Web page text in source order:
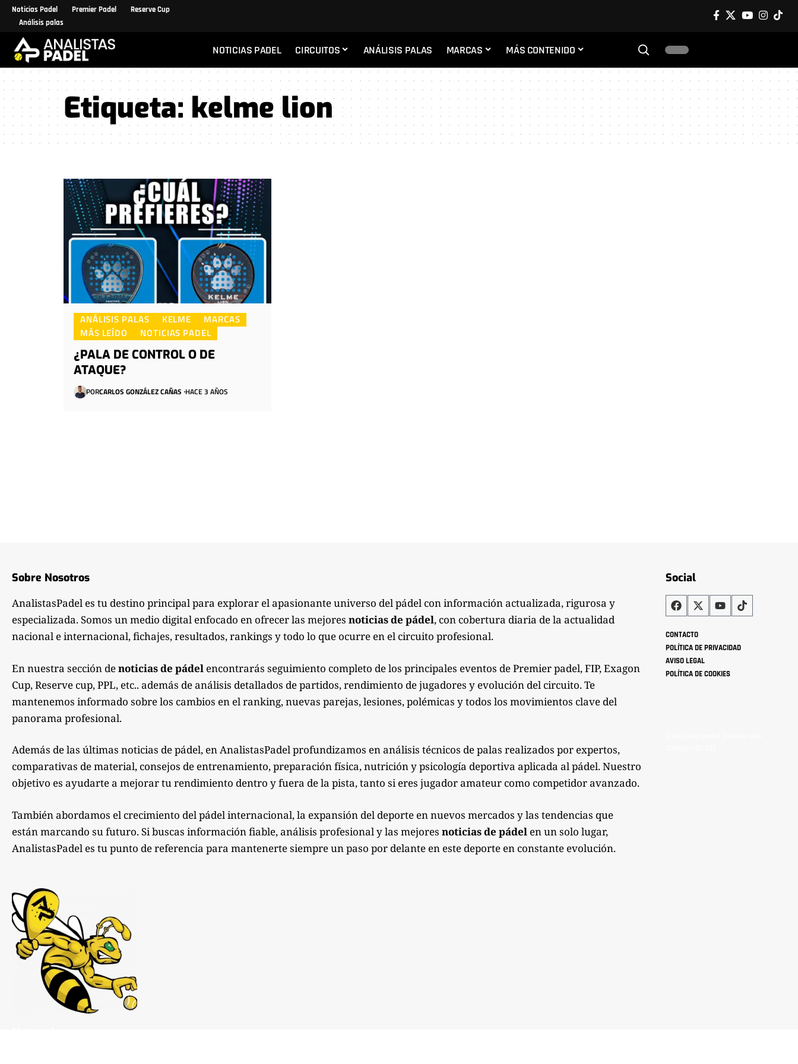
Noticias Padel Premier Padel
Reserve Cup
Análisis palas
NOTICIAS PADEL CIRCUITOS ANÁLISIS PALAS MARCAS MÁS CONTENIDO
Etiqueta:kelme lion
ANÁLISIS PALAS KELME
MARCAS
MÁS LEÍDO
NOTICIAS PADEL
¿PALA DE CONTROL O DE
ATAQUE?
PORCARLOS GONZÁLEZ CAÑAS HACE 3 AÑOS
Sobre Nosotros
AnalistasPadel es tu destino principal para explorar el apasionante universo del pádel con información actualizada, rigurosa y
especializada. Somos un medio digital enfocado en ofrecer las mejores noticias de pádel, con cobertura diaria de la actualidad
nacional e internacional, fichajes, resultados, rankings y todo lo que ocurre en el circuito profesional.
En nuestra sección denoticias de pádel encontrarás seguimiento completo de los principales eventos de Premier padel, FIP, Exagon
Cup, Reserve cup, PPL, etc.. además de análisis detallados de partidos, rendimiento de jugadores y evolución del circuito. Te
mantenemos informado sobre los cambios en el ranking, nuevas parejas, lesiones, polémicas y todos los movimientos clave del
panorama profesional.
Además de las últimas noticias de pádel, en AnalistasPadel profundizamos en análisis técnicos de palas realizados por expertos,
comparativas de material, consejos de entrenamiento, preparación física, nutrición y psicología deportiva aplicada al pádel. Nuestro
objetivo es ayudarte a mejorar tu rendimiento dentro y fuera de la pista, tanto si eres jugador amateur como competidor avanzado.
También abordamos el crecimiento del pádel internacional, la expansión del deporte en nuevos mercados y las tendencias que
están marcando su futuro. Si buscas información fiable, análisis profesional y las mejores noticias de pádel en un solo lugar,
AnalistasPadel es tu punto de referencia para mantenerte siempre un paso por delante en este deporte en constante evolución.
Social
CONTACTO
POLÍTICA DE PRIVACIDAD
AVISO LEGAL
POLÍTICA DE COOKIES